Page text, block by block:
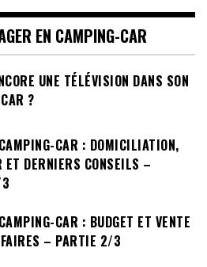
EN CAMPING-CAR
UNE TÉLÉVISION DANS SON
?
CAR : DOMICILIATION,
ET DERNIERS CONSEILS –
CAR : BUDGET ET VENTE
– PARTIE 2/3